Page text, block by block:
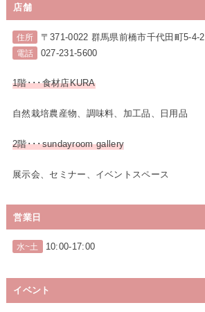
店舗
住所 〒371-0022 群馬県前橋市千代田町5-4-2
電話 027-231-5600
1階･･･食材店KURA
自然栽培農産物、調味料、加工品、日用品
2階･･･sundayroom gallery
展示会、セミナー、イベントスペース
営業日
水~土 10:00-17:00
イベント